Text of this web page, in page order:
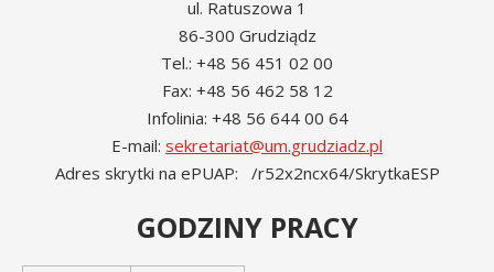
ul. Ratuszowa 1
86-300 Grudziądz
Tel.: +48 56 451 02 00
Fax: +48 56 462 58 12
Infolinia: +48 56 644 00 64
E-mail: sekretariat@um.grudziadz.pl
Adres skrytki na ePUAP: /r52x2ncx64/SkrytkaESP
GODZINY PRACY